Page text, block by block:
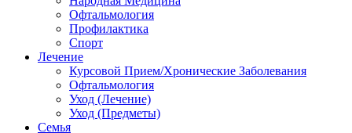
Офтальмология
Профилактика
Спорт
Лечение
Курсовой Прием/Хронические Заболевания
Офтальмология
Уход (Лечение)
Уход (Предметы)
Семья